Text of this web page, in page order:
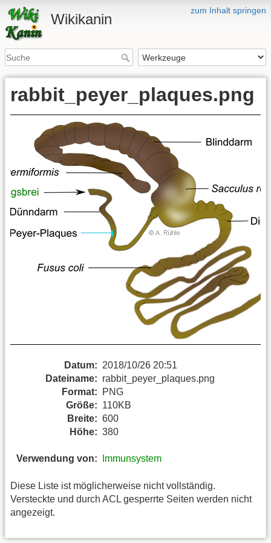
zum Inhalt springen
Wikikanin
rabbit_peyer_plaques.png
Datum: 2018/10/26 20:51
Dateiname: rabbit_peyer_plaques.png
Format:
PNG
Größe: 110KB
Breite: 600
Höhe: 380
Verwendung von: Immunsystem
Diese Liste ist möglicherweise nicht vollständig.
Versteckte und durch ACL gesperrte Seiten werden nicht
angezeigt.